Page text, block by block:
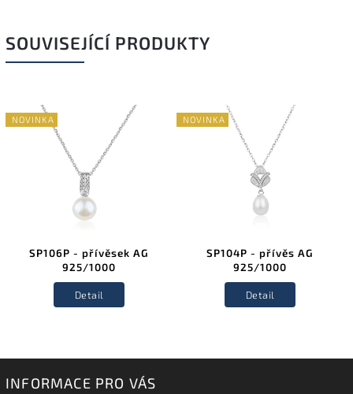
SOUVISEJÍCÍ PRODUKTY
NOVINKA
SP106P - přívěsek AG
925/1000
Detail
NOVINKA
SP104P - přívěs AG
925/1000
Detail
INFORMACE PRO VÁS